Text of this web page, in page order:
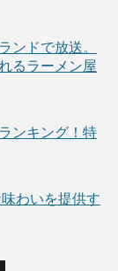
ンドで放送。
るラーメン屋
ンキング！特
わいを提供す